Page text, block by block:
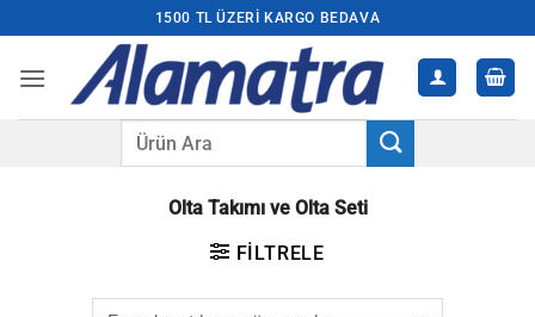
atla
1500 TL ÜZERI KARGO BEDAVA
Ara:
Olta Takımı ve Olta Seti
FILTRELE